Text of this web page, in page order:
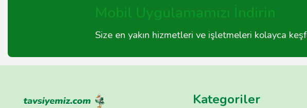
Mobil Uygulamamızı İndirin
Size en yakın hizmetleri ve işletmeleri kolayca
Kategoriler